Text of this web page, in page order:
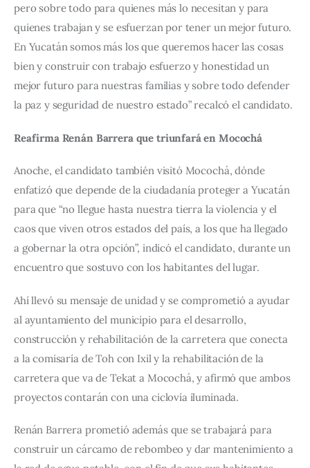
pero sobre todo para quienes más lo necesitan y para
quienes trabajan y se esfuerzan por tener un mejor futuro.
En Yucatán somos más los que queremos hacer las cosas
bien y construir con trabajo esfuerzo y honestidad un
mejor futuro para nuestras familias y sobre todo defender
la paz y seguridad de nuestro estado” recalcó el candidato.
Reafirma Renán Barrera que triunfará en Mocochá
Anoche, el candidato también visitó Mocochá, dónde
enfatizó que depende de la ciudadanía proteger a Yucatán
para que “no llegue hasta nuestra tierra la violencia y el
caos que viven otros estados del país, a los que ha llegado
a gobernar la otra opción”, indicó el candidato, durante un
encuentro que sostuvo con los habitantes del lugar.
Ahí llevó su mensaje de unidad y se comprometió a ayudar
al ayuntamiento del municipio para el desarrollo,
construcción y rehabilitación de la carretera que conecta
a la comisaría de Toh con Ixil y la rehabilitación de la
carretera que va de Tekat a Mocochá, y afirmó que ambos
proyectos contarán con una ciclovía iluminada.
Renán Barrera prometió además que se trabajará para
construir un cárcamo de rebombeo y dar mantenimiento a